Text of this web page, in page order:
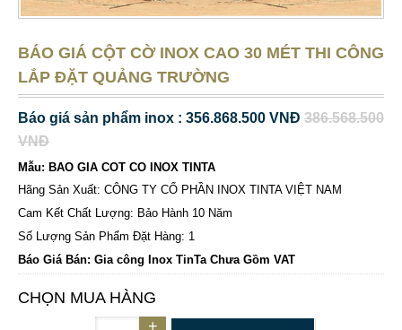
BÁO GIÁ CỘT CỜ INOX CAO 30 MÉT THI CÔNG
LẮP ĐẶT QUẢNG TRƯỜNG
Báo giá sản phẩm inox : 356.868.500 VNĐ 386.568.500
VNĐ
Mẫu: BAO GIA COT CO INOX TINTA
Hãng Sản Xuất: CÔNG TY CỔ PHẦN INOX TINTA VIỆT NAM
Cam Kết Chất Lượng: Bảo Hành 10 Năm
Số Lượng Sản Phẩm Đặt Hàng: 1
Báo Giá Bán: Gia công Inox TinTa Chưa Gồm VAT
CHỌN MUA HÀNG